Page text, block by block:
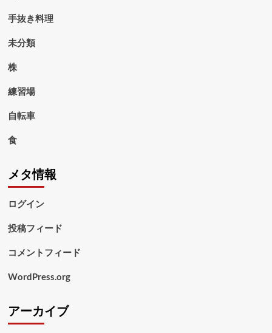
手抜き料理
未分類
株
練習場
自転車
食
メタ情報
ログイン
投稿フィード
コメントフィード
WordPress.org
アーカイブ